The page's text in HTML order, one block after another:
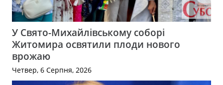
У Свято-Михайлівському соборі
Житомира освятили плоди нового
врожаю
Четвер, 6 Серпня, 2026